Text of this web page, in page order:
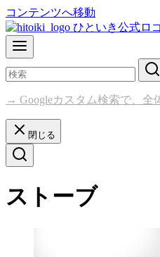
コンテンツへ移動
→ Googleカスタム検索で、全
閉じる
ストーブ